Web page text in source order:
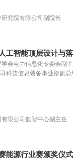
究院有限公司副院长
工智能顶层设计与
会电力信息化专委会副
科技信息装备事业部副总
限公司数智中心副主任
能源行业赛颁奖仪式